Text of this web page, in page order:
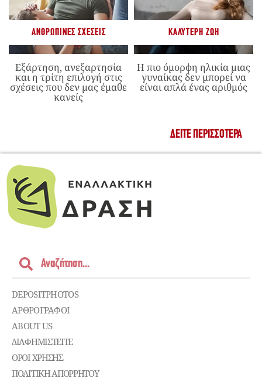
ΑΝΘΡΏΠΙΝΕΣ ΣΧΈΣΕΙΣ
Εξάρτηση, ανεξαρτησία
και η τρίτη επιλογή στις
σχέσεις που δεν μας έμαθε
κανείς
ΚΑΛΎΤΕΡΗ ΖΩΉ
Η πιο όμορφη ηλικία μιας
γυναίκας δεν μπορεί να
είναι απλά ένας αριθμός
ΔΕΊΤΕ ΠΕΡΙΣΣΌΤΕΡΑ
DEPOSITPHOTOS
ΑΡΘΡΟΓΡΑΦΟΙ
ABOUT US
ΔΙΑΦΗΜΙΣΤΕΊΤΕ
ΌΡΟΙ ΧΡΉΣΗΣ
ΠΟΛΙΤΙΚΉ ΑΠΟΡΡΉΤΟΥ